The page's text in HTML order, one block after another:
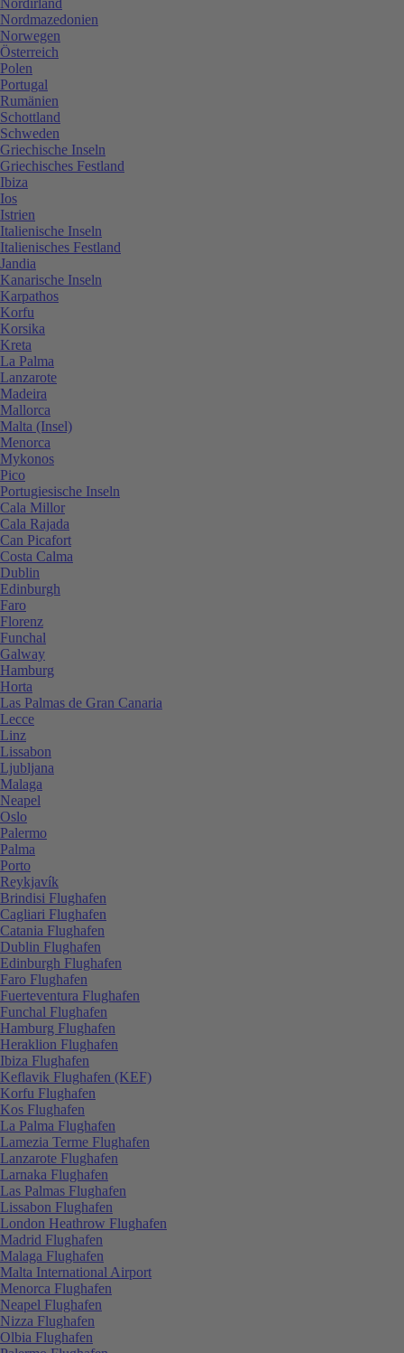
Nordmazedonien
Norwegen
Österreich
Polen
Portugal
Rumänien
Schottland
Schweden
Griechische Inseln
Griechisches Festland
Ibiza
Ios
Istrien
Italienische Inseln
Italienisches Festland
Jandia
Kanarische Inseln
Karpathos
Korfu
Korsika
Kreta
La Palma
Lanzarote
Madeira
Mallorca
Malta (Insel)
Menorca
Mykonos
Pico
Portugiesische Inseln
Cala Millor
Cala Rajada
Can Picafort
Costa Calma
Dublin
Edinburgh
Faro
Florenz
Funchal
Galway
Hamburg
Horta
Las Palmas de Gran Canaria
Lecce
Linz
Lissabon
Ljubljana
Malaga
Neapel
Oslo
Palermo
Palma
Porto
Reykjavík
Brindisi Flughafen
Cagliari Flughafen
Catania Flughafen
Dublin Flughafen
Edinburgh Flughafen
Faro Flughafen
Fuerteventura Flughafen
Funchal Flughafen
Hamburg Flughafen
Heraklion Flughafen
Ibiza Flughafen
Keflavik Flughafen (KEF)
Korfu Flughafen
Kos Flughafen
La Palma Flughafen
Lamezia Terme Flughafen
Lanzarote Flughafen
Larnaka Flughafen
Las Palmas Flughafen
Lissabon Flughafen
London Heathrow Flughafen
Madrid Flughafen
Malaga Flughafen
Malta International Airport
Menorca Flughafen
Neapel Flughafen
Nizza Flughafen
Olbia Flughafen